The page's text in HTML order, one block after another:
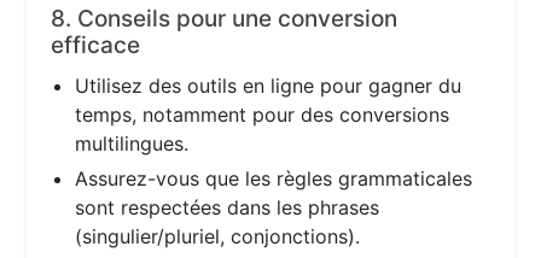
8. Conseils pour une conversion
efficace
Utilisez des outils en ligne pour gagner du
temps, notamment pour des conversions
multilingues.
Assurez-vous que les règles grammaticales
sont respectées dans les phrases
(singulier/pluriel, conjonctions).